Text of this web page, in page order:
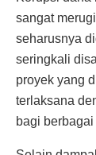
sangat
seharusnya
seringkali
proyek yang
terlaksana
bagi